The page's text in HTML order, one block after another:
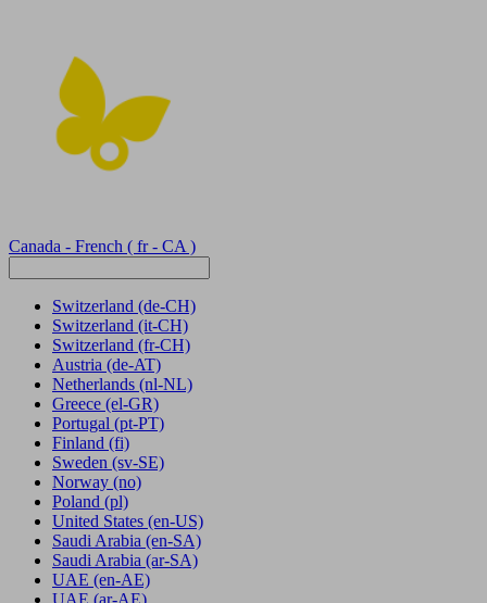
Canada - French ( fr - CA )
Switzerland (de-CH)
Switzerland (it-CH)
Switzerland (fr-CH)
Austria (de-AT)
Netherlands (nl-NL)
Greece (el-GR)
Portugal (pt-PT)
Finland (fi)
Sweden (sv-SE)
Norway (no)
Poland (pl)
United States (en-US)
Saudi Arabia (en-SA)
Saudi Arabia (ar-SA)
UAE (en-AE)